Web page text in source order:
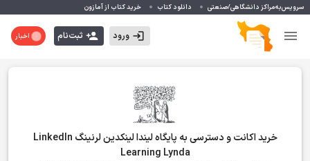
سرویس‌به‌مراکز دانشگاهی/صنعتی دانلود کتاب خرید کتاب از آمازون
ورود ثبت‌نام اخبار
خرید اکانت و دسترسی به پایگاه لیندا لینکدین لرنینگ LinkedIn
Learning Lynda